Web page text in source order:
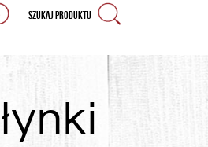
SZUKAJ PRODUKTU